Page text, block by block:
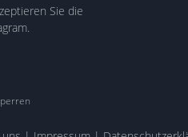
Sie die